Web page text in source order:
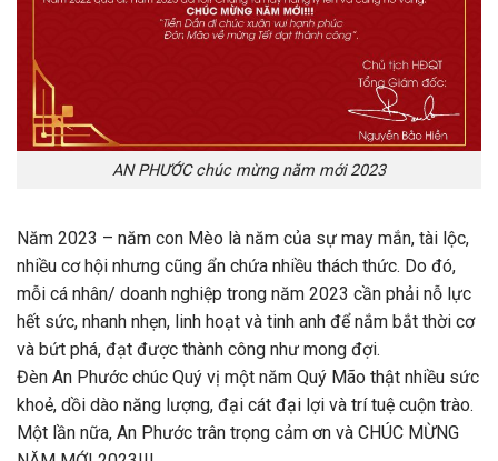
AN PHƯỚC chúc mừng năm mới 2023
Năm 2023 – năm con Mèo là năm của sự may mắn, tài lộc,
nhiều cơ hội nhưng cũng ẩn chứa nhiều thách thức. Do đó,
mỗi cá nhân/ doanh nghiệp trong năm 2023 cần phải nỗ lực
hết sức, nhanh nhẹn, linh hoạt và tinh anh để nắm bắt thời cơ
và bứt phá, đạt được thành công như mong đợi.
Đèn An Phước chúc Quý vị một năm Quý Mão thật nhiều sức
khoẻ, dồi dào năng lượng, đại cát đại lợi và trí tuệ cuộn trào.
Một lần nữa, An Phước trân trọng cảm ơn và CHÚC MỪNG